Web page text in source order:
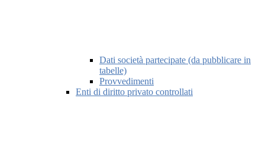
Dati società partecipate (da pubblicare in
tabelle)
Provvedimenti
Enti di diritto privato controllati